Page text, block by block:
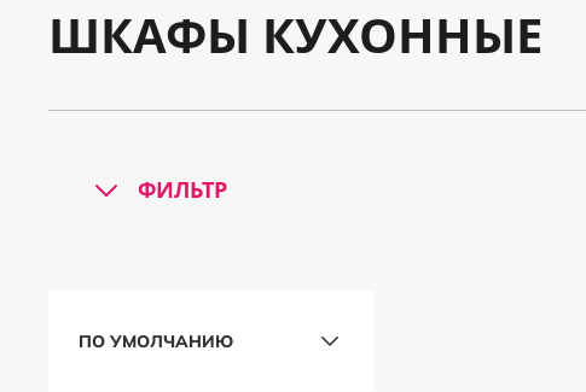
ШКАФЫ КУХОННЫЕ
ФИЛЬТР
ПО УМОЛЧАНИЮ